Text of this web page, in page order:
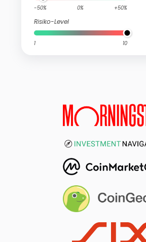
-50% 0% +50%
Risiko-Level
1 10